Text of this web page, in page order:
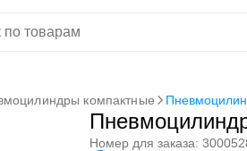
компактные
Номер для заказа: